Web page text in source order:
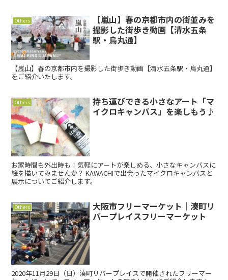
Others
【嵐山】春の京都市内の街並みを
撮影した街歩き動画【清水五条
駅・烏丸通】
【嵐山】春の京都市内を撮影した街歩き動画【清水五条駅・烏丸通】
をご紹介いたします。
Others
持ち運びできる小さなアート「マ
イクロキャンバス」を楽しもう♪
お家時間も外出時も！気軽にアートが楽しめる、小さなキャンバスに
絵を描いてみませんか？ KAWACHIで出会ったマイクロキャンバスと
展示についてご紹介します。
Others
大阪市フリーマーケット｜湊町リ
バープレイスフリーマーケット
2020年11月29日（日）湊町リバープレイスで開催されたフリーマー